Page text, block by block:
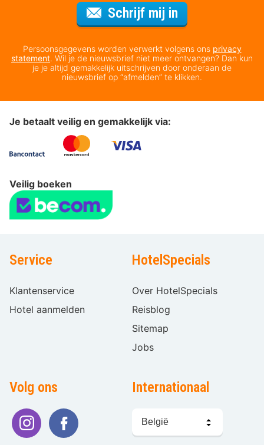
Schrijf mij in
Persoonsgegevens worden verwerkt volgens ons privacy
statement. Wil je de nieuwsbrief niet meer ontvangen? Dan kun
je je altijd gemakkelijk uitschrijven door onderaan de
nieuwsbrief op “afmelden” te klikken.
Je betaalt veilig en gemakkelijk via:
Veilig boeken
Service
Klantenservice
Hotel aanmelden
HotelSpecials
Over HotelSpecials
Reisblog
Sitemap
Jobs
Volg ons Internationaal
kiezen